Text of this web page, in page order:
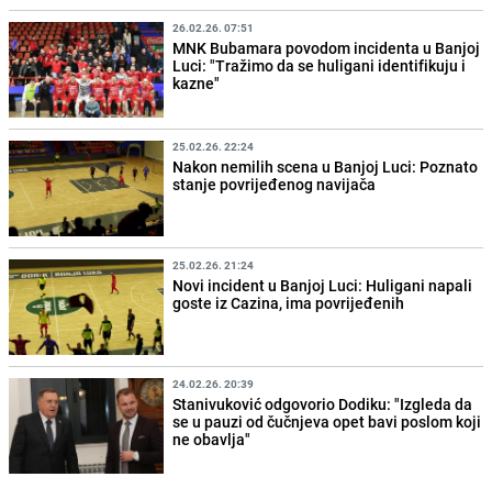
26.02.26. 07:51
MNK Bubamara povodom incidenta u Banjoj
Luci: "Tražimo da se huligani identifikuju i
kazne"
25.02.26. 22:24
Nakon nemilih scena u Banjoj Luci: Poznato
stanje povrijeđenog navijača
25.02.26. 21:24
Novi incident u Banjoj Luci: Huligani napali
goste iz Cazina, ima povrijeđenih
24.02.26. 20:39
Stanivuković odgovorio Dodiku: "Izgleda da
se u pauzi od čučnjeva opet bavi poslom koji
ne obavlja"